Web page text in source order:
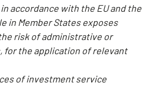
accordance with the EU and the
in Member States exposes
risk of administrative or
for the application of relevant
of investment service